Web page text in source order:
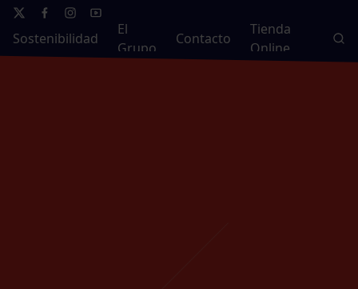
Sostenibilidad
El
Grupo
Contacto
Tienda
Online